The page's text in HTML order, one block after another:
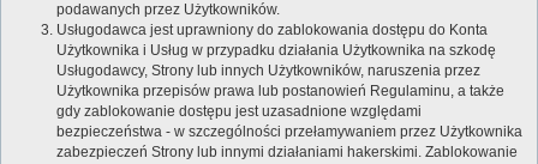
podawanych przez Użytkowników.
Usługodawca jest uprawniony do zablokowania dostępu do Konta
Użytkownika i Usług w przypadku działania Użytkownika na szkodę
Usługodawcy, Strony lub innych Użytkowników, naruszenia przez
Użytkownika przepisów prawa lub postanowień Regulaminu, a także
gdy zablokowanie dostępu jest uzasadnione względami
bezpieczeństwa - w szczególności przełamywaniem przez Użytkownika
zabezpieczeń Strony lub innymi działaniami hakerskimi. Zablokowanie